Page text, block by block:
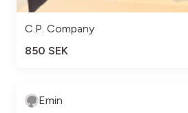
C.P. Company
850 SEK
Emin